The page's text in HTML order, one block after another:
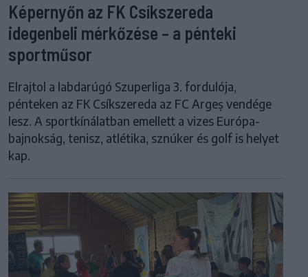
Képernyőn az FK Csíkszereda
idegenbeli mérkőzése – a pénteki
sportműsor
Elrajtol a labdarúgó Szuperliga 3. fordulója,
pénteken az FK Csíkszereda az FC Argeș vendége
lesz. A sportkínálatban emellett a vizes Európa-
bajnokság, tenisz, atlétika, sznúker és golf is helyet
kap.